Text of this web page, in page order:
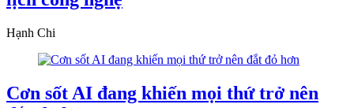
Hạnh Chi
Cơn sốt AI đang khiến mọi thứ trở nên